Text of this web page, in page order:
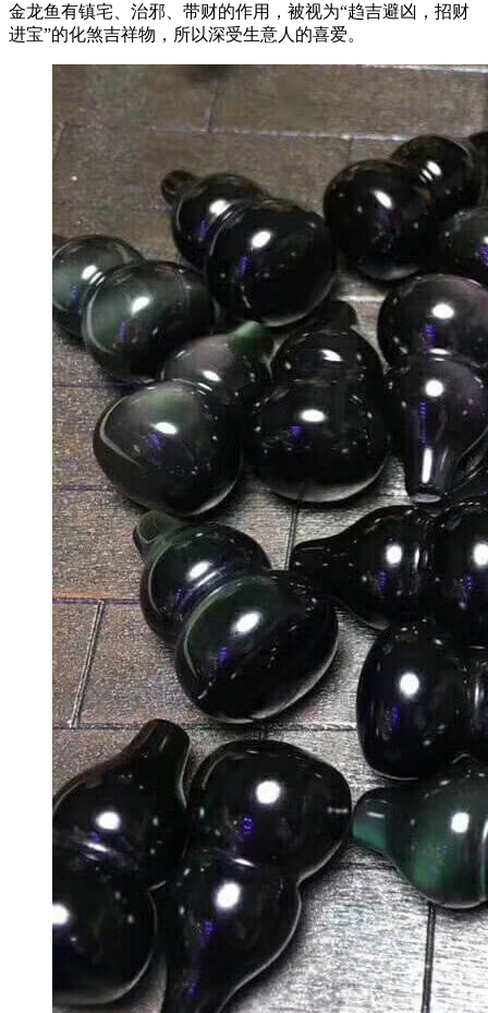
金龙鱼有镇宅、治邪、带财的作用，被视为“趋吉避凶，招财
进宝”的化煞吉祥物，所以深受生意人的喜爱。